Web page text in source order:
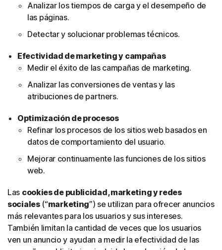
Analizar los tiempos de carga y el desempeño de
las páginas.
Detectar y solucionar problemas técnicos.
Efectividad de marketing y campañas
Medir el éxito de las campañas de marketing.
Analizar las conversiones de ventas y las
atribuciones de partners.
Optimización de procesos
Refinar los procesos de los sitios web basados en
datos de comportamiento del usuario.
Mejorar continuamente las funciones de los sitios
web.
Las cookies de publicidad, marketing y redes
sociales(“marketing”) se utilizan para ofrecer anuncios
más relevantes para los usuarios y sus intereses.
También limitan la cantidad de veces que los usuarios
ven un anuncio y ayudan a medir la efectividad de las